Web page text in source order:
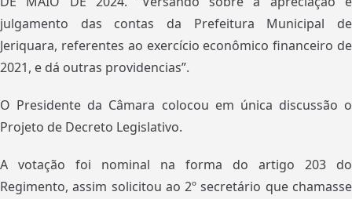
julgamento das contas da Prefeitura Municipal de
Jeriquara, referentes ao exercício econômico financeiro de
2021, e dá outras providencias”.
O Presidente da Câmara colocou em única discussão o
Projeto de Decreto Legislativo.
A votação foi nominal na forma do artigo 203 do
Regimento, assim solicitou ao 2º secretário que chamasse